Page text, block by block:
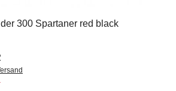
300 Spartaner red black